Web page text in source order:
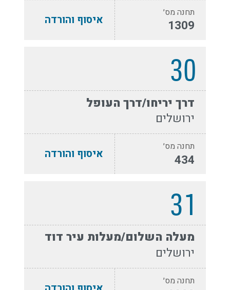
תחנה מס׳
1309 איסוף והורדה
30
דרך יריחו/דרך העופל
ירושלים
תחנה מס׳
434 איסוף והורדה
31
מעלה השלום/מעלות עיר דוד
ירושלים
תחנה מס׳